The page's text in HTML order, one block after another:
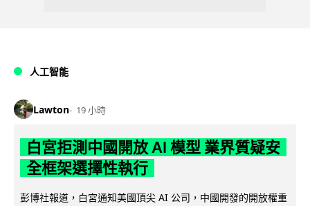
人工智能
Lawton 19 小時
白宮拒測中國開放 AI 模型 業界質疑安
全框架選擇性執行
彭博社報道，白宮通知美國頂尖 AI 公司，中國開發的開放權重